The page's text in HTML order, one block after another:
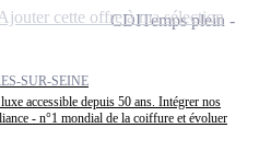
SUR-SEINE
accessible depuis 50 ans. Intégrer nos
- n°1 mondial de la coiffure et évoluer
CDITemps plein
Ajouter cette offre à ma sélection